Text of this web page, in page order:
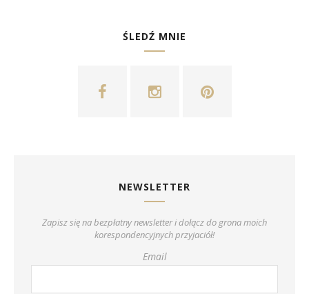
ŚLEDŹ MNIE
NEWSLETTER
Zapisz się na bezpłatny newsletter i dołącz do grona moich
korespondencyjnych przyjaciół!
Email